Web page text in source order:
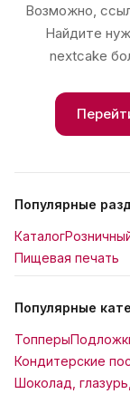
Возможно,
Найдите
nextcake
Популярные
Каталог
Пищевая печать
Популярные
Топперы
Кондитерские
Шоколад,